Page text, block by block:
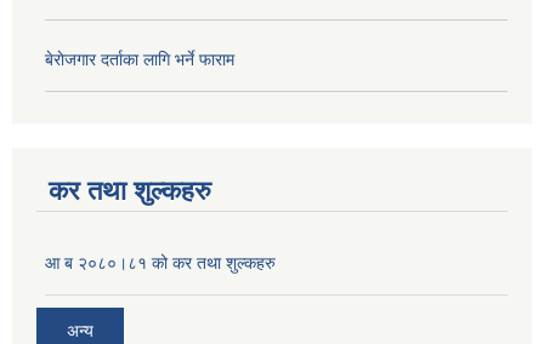
बेराेजगार दर्ताका लागि भर्ने फाराम
कर तथा शुल्कहरु
आ ब २०८०।८१ को कर तथा शुल्कहरु
अन्य